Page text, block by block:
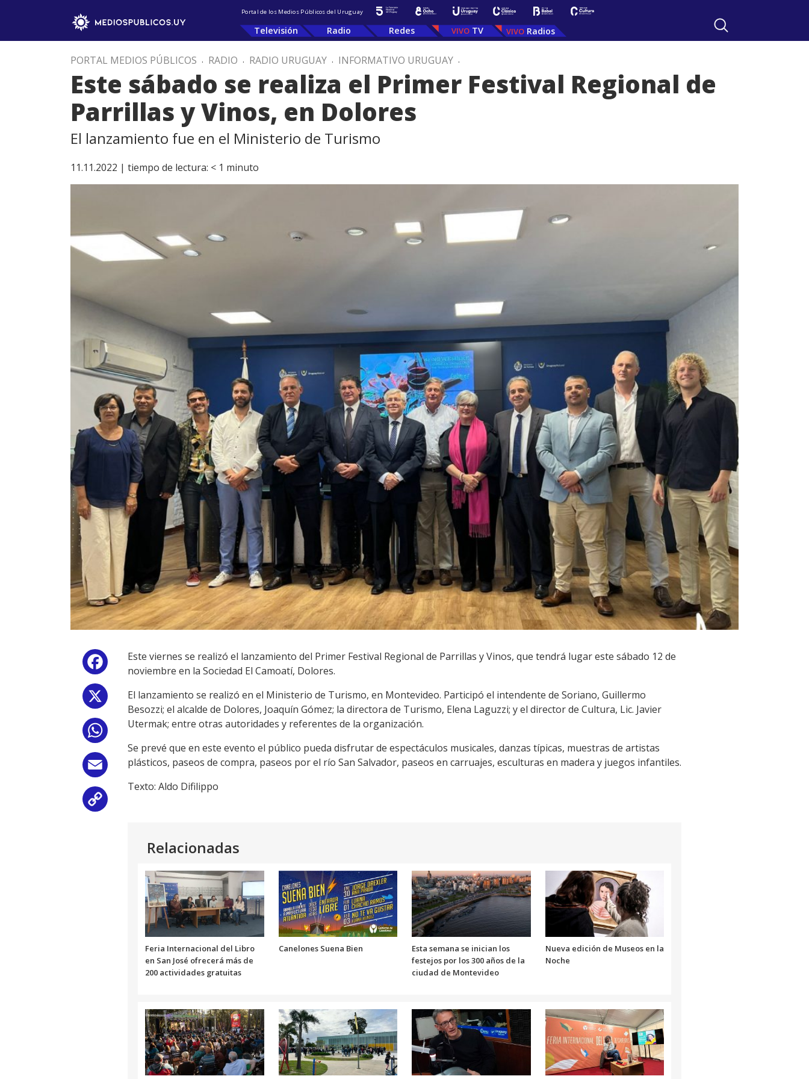
Portal de los Medios Públicos del Uruguay
Televisión Radio Redes TV Radios
PORTAL MEDIOS PÚBLICOS . RADIO . RADIO URUGUAY . INFORMATIVO URUGUAY .
Este sábado se realiza el Primer Festival Regional de
Parrillas y Vinos, en Dolores
El lanzamiento fue en el Ministerio de Turismo
11.11.2022 | tiempo de lectura: < 1 minuto
Facebook
Email
Este viernes se realizó el lanzamiento del Primer Festival Regional de Parrillas y Vinos, que tendrá lugar este sábado 12 de
noviembre en la Sociedad El Camoatí, Dolores.
El lanzamiento se realizó en el Ministerio de Turismo, en Montevideo. Participó el intendente de Soriano, Guillermo
Besozzi; el alcalde de Dolores, Joaquín Gómez; la directora de Turismo, Elena Laguzzi; y el director de Cultura, Lic. Javier
Utermak; entre otras autoridades y referentes de la organización.
Se prevé que en este evento el público pueda disfrutar de espectáculos musicales, danzas típicas, muestras de artistas
plásticos, paseos de compra, paseos por el río San Salvador, paseos en carruajes, esculturas en madera y juegos infantiles.
Texto: Aldo Difilippo
Relacionadas
Feria Internacional del Libro
en San José ofrecerá más de
200 actividades gratuitas
Canelones Suena Bien
Esta semana se inician los
festejos por los 300 años de la
ciudad de Montevideo
Nueva edición de Museos en la
Noche